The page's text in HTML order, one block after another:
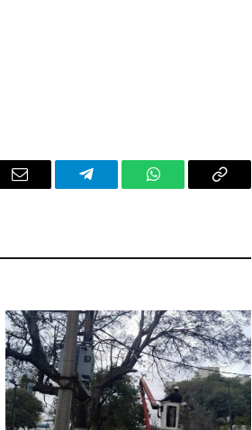
Email Telegram WhatsAppCopy